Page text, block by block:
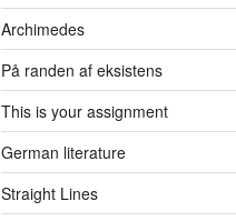
Archimedes
På randen af eksistens
This is your assignment
German literature
Straight Lines